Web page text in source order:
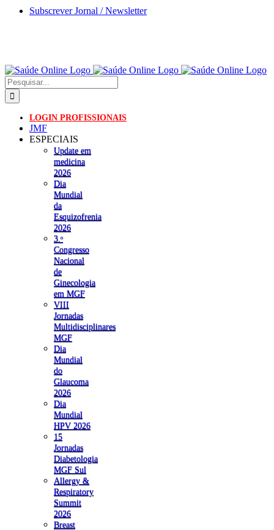
Skip
Subscrever Jornal / Newsletter
Pesquisar
LOGIN PROFISSIONAIS
JMF
ESPECIAIS
Update em
medicina
2026
Dia
Mundial
da
Esquizofrenia
2026
3.ᵒ
Congresso
Nacional
de
Ginecologia
em MGF
VIII
Jornadas
Multidisciplinares
MGF
Dia
Mundial
do
Glaucoma
2026
Dia
Mundial
HPV 2026
15
Jornadas
Diabetologia
MGF Sul
Allergy &
Respiratory
Summit
2026
Breast